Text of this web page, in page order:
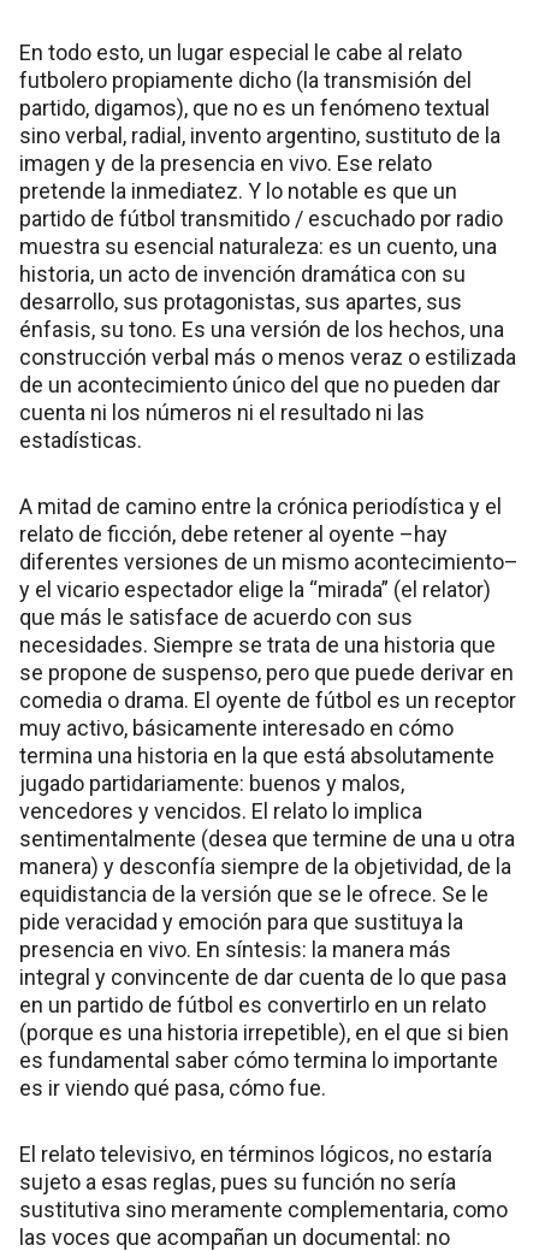
En todo esto, un lugar especial le cabe al relato
futbolero propiamente dicho (la transmisión del
partido, digamos), que no es un fenómeno textual
sino verbal, radial, invento argentino, sustituto de la
imagen y de la presencia en vivo. Ese relato
pretende la inmediatez. Y lo notable es que un
partido de fútbol transmitido / escuchado por radio
muestra su esencial naturaleza: es un cuento, una
historia, un acto de invención dramática con su
desarrollo, sus protagonistas, sus apartes, sus
énfasis, su tono. Es una versión de los hechos, una
construcción verbal más o menos veraz o estilizada
de un acontecimiento único del que no pueden dar
cuenta ni los números ni el resultado ni las
estadísticas.
A mitad de camino entre la crónica periodística y el
relato de ficción, debe retener al oyente –hay
diferentes versiones de un mismo acontecimiento–
y el vicario espectador elige la “mirada” (el relator)
que más le satisface de acuerdo con sus
necesidades. Siempre se trata de una historia que
se propone de suspenso, pero que puede derivar en
comedia o drama. El oyente de fútbol es un receptor
muy activo, básicamente interesado en cómo
termina una historia en la que está absolutamente
jugado partidariamente: buenos y malos,
vencedores y vencidos. El relato lo implica
sentimentalmente (desea que termine de una u otra
manera) y desconfía siempre de la objetividad, de la
equidistancia de la versión que se le ofrece. Se le
pide veracidad y emoción para que sustituya la
presencia en vivo. En síntesis: la manera más
integral y convincente de dar cuenta de lo que pasa
en un partido de fútbol es convertirlo en un relato
(porque es una historia irrepetible), en el que si bien
es fundamental saber cómo termina lo importante
es ir viendo qué pasa, cómo fue.
El relato televisivo, en términos lógicos, no estaría
sujeto a esas reglas, pues su función no sería
sustitutiva sino meramente complementaria, como
las voces que acompañan un documental: no